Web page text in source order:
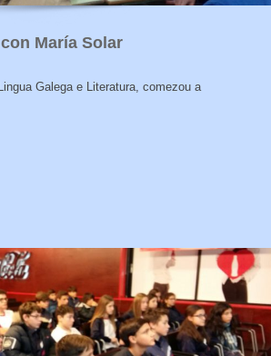
María Solar
Galega e Literatura, comezou a